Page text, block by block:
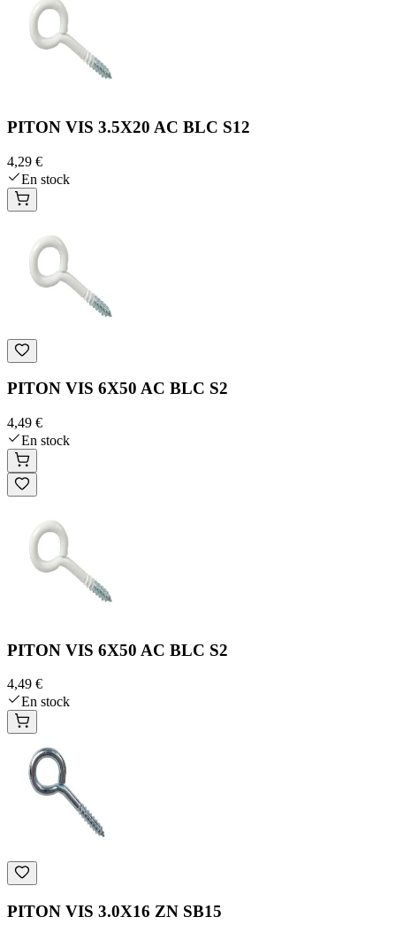
PITON VIS 3.5X20 AC BLC S12
4,29 €
En stock
PITON VIS 6X50 AC BLC S2
4,49 €
En stock
PITON VIS 6X50 AC BLC S2
4,49 €
En stock
PITON VIS 3.0X16 ZN SB15